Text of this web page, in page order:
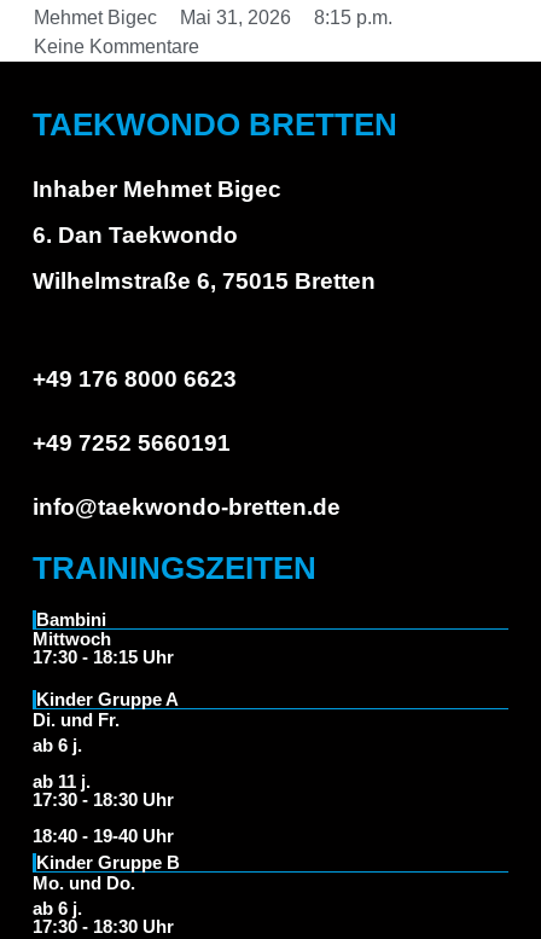
Mehmet Bigec Mai 31, 2026
8:15 p.m.
Keine Kommentare
TAEKWONDO BRETTEN
Inhaber Mehmet Bigec
6. Dan Taekwondo
Wilhelmstraße 6, 75015 Bretten
+49 176 8000 6623
+49 7252 5660191
info@taekwondo-bretten.de
TRAININGSZEITEN
Bambini
Mittwoch
17:30 - 18:15 Uhr
Kinder Gruppe A
Di. und Fr.
ab 6 j.
ab 11 j.
17:30 - 18:30 Uhr
18:40 - 19-40 Uhr
Kinder Gruppe B
Mo. und Do.
ab 6 j.
17:30 - 18:30 Uhr